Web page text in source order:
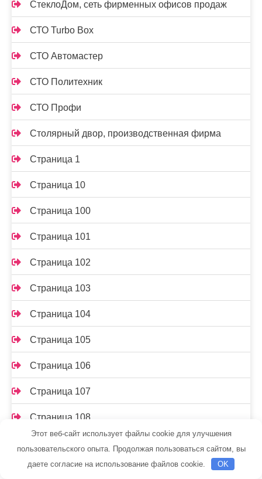
СтеклоДом, сеть фирменных офисов продаж
СТО Turbo Box
СТО Автомастер
СТО Политехник
СТО Профи
Столярный двор, производственная фирма
Страница 1
Страница 10
Страница 100
Страница 101
Страница 102
Страница 103
Страница 104
Страница 105
Страница 106
Страница 107
Страница 108
Страница 11
Этот веб-сайт использует файлы cookie для улучшения
пользовательского опыта. Продолжая пользоваться сайтом, вы
даете согласие на использование файлов cookie.
OK